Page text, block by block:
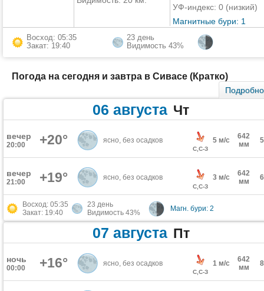
УФ-индекс: 0 (низкий)
Магнитные бури: 1
Восход: 05:35
Закат: 19:40
23 день
Видимость 43%
Погода на сегодня и завтра в Сивасе (Кратко)
Подробно
06 августа Чт
вечер
20:00 +20° ясно, без осадков
С,С-З
5 м/с
642
мм
вечер
21:00 +19° ясно, без осадков
С,С-З
3 м/с
642
мм
Восход: 05:35
Закат: 19:40
23 день
Видимость 43%
Магн. бури: 2
07 августа Пт
ночь
00:00 +16° ясно, без осадков
С,С-З
1 м/с
642
мм